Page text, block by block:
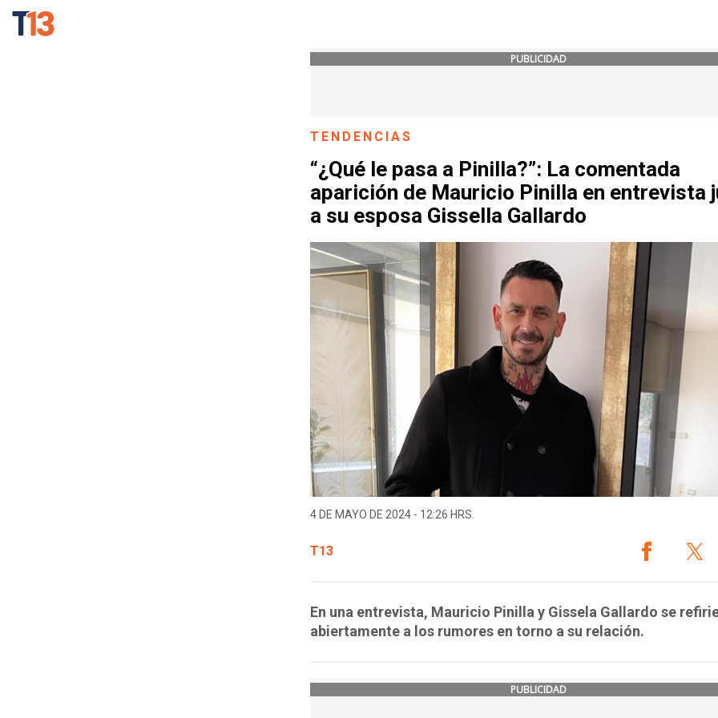
PUBLICIDAD
TENDENCIAS
“¿Qué le pasa a Pinilla?”: La comentada
aparición de Mauricio Pinilla en entrevista
a su esposa Gissella Gallardo
4 DE MAYO DE 2024 - 12:26 HRS.
T13
En una entrevista, Mauricio Pinilla y Gissela Gallardo se
abiertamente a los rumores en torno a su relación.
PUBLICIDAD